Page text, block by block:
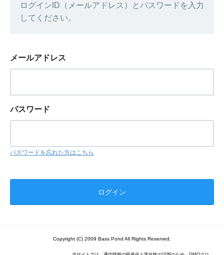
ログインID（メールアドレス）とパスワードを入力
してください。
メールアドレス
パスワード
パスワードを忘れた方はこちら
Copyright (C) 2009 Bass Pond All Rights Reserved.